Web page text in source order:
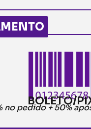
BOLETO/
no pedido + 50%